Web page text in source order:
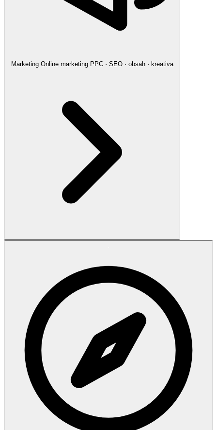
Marketing Online marketing PPC · SEO · obsah · kreativa